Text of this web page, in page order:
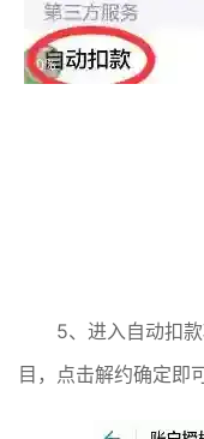
5、进入自动扣
目，点击解约确定即可